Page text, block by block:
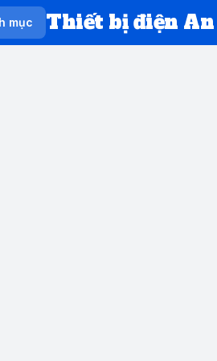
mục Thiết bị điện An